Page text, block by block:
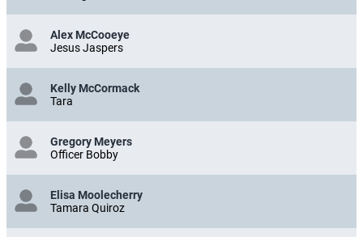
Alex McCooeye
Jesus Jaspers
Kelly McCormack
Tara
Gregory Meyers
Officer Bobby
Elisa Moolecherry
Tamara Quiroz